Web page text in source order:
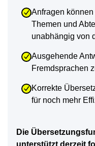
Anfragen
Themen und
unabhängig von
Ausgehende
Fremdsprachen
Korrekte
für noch mehr
Die